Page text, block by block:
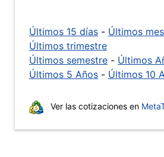
Últimos 15 días - Últimos mes
Últimos trimestre
Últimos semestre - Últimos
Últimos 5 Años - Últimos 10
Ver las cotizaciones en